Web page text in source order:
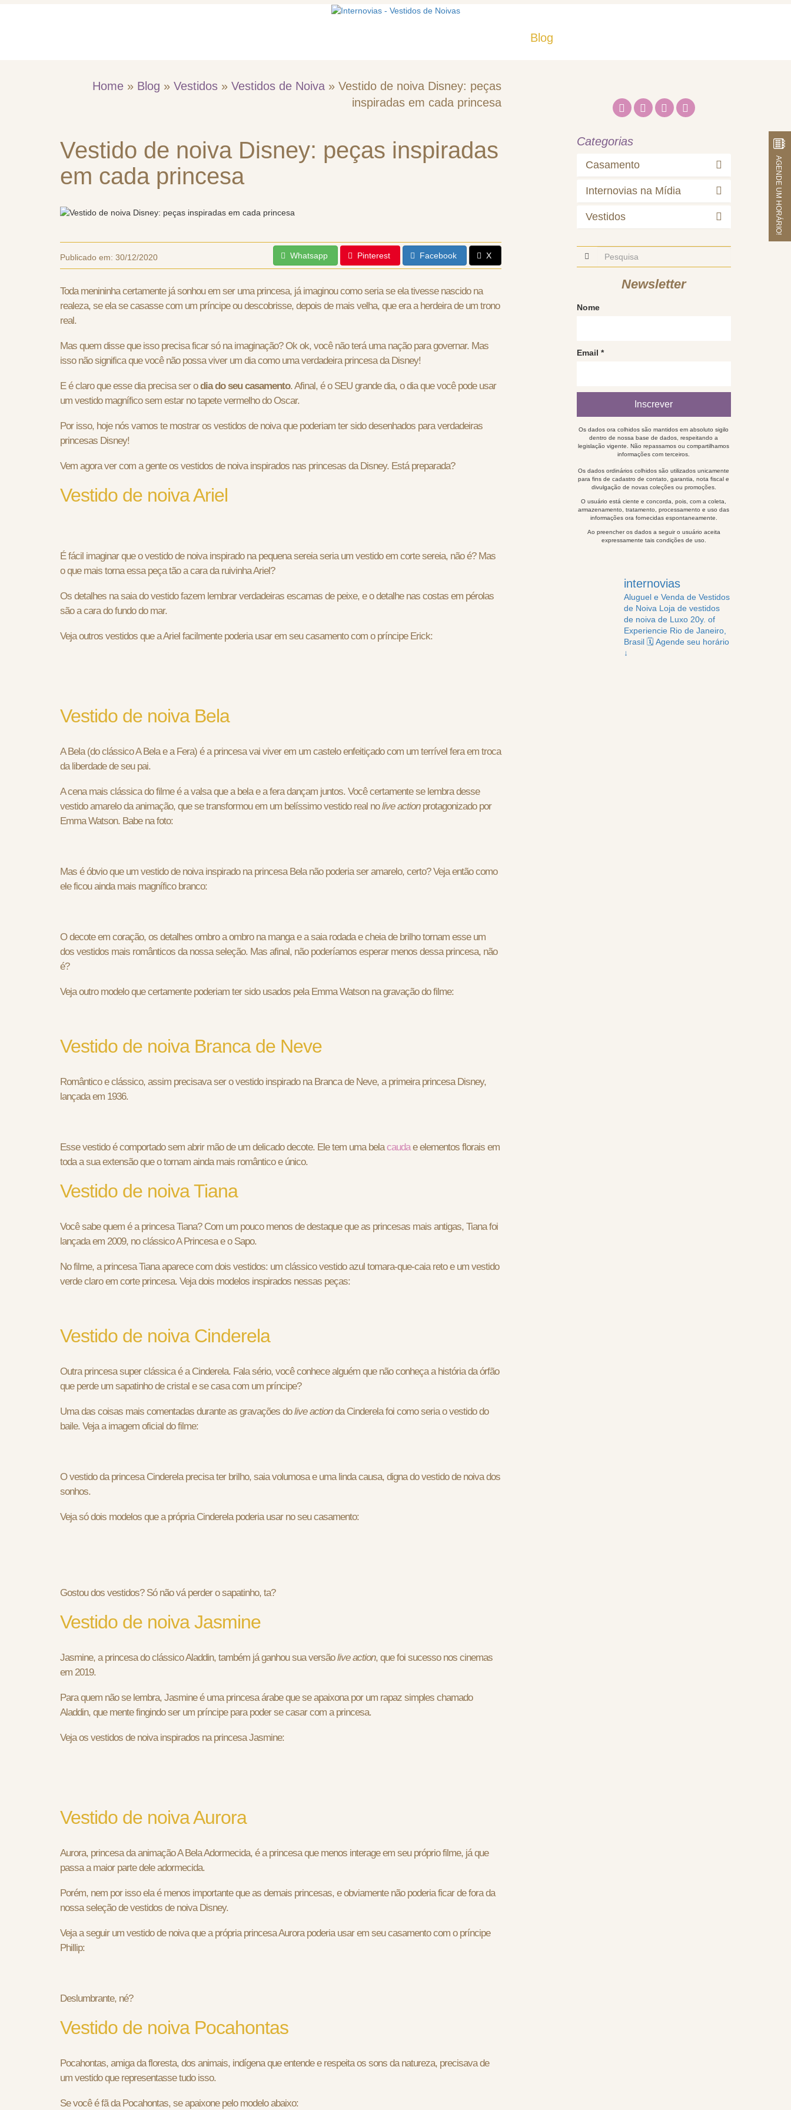
Blog
Home » Blog » Vestidos » Vestidos de Noiva » Vestido de noiva Disney: peças
inspiradas em cada princesa
Vestido de noiva Disney: peças inspiradas
em cada princesa
Publicado em: 30/12/2020 Whatsapp Pinterest Facebook X
Toda menininha certamente já sonhou em ser uma princesa, já imaginou como seria se ela tivesse nascido na
realeza, se ela se casasse com um príncipe ou descobrisse, depois de mais velha, que era a herdeira de um trono
real.
Mas quem disse que isso precisa ficar só na imaginação? Ok ok, você não terá uma nação para governar. Mas
isso não significa que você não possa viver um dia como uma verdadeira princesa da Disney!
E é claro que esse dia precisa ser odia do seu casamento. Afinal, é o SEU grande dia, o dia que você pode usar
um vestido magnífico sem estar no tapete vermelho do Oscar.
Por isso, hoje nós vamos te mostrar os vestidos de noiva que poderiam ter sido desenhados para verdadeiras
princesas Disney!
Vem agora ver com a gente os vestidos de noiva inspirados nas princesas da Disney. Está preparada?
Vestido de noiva Ariel
É fácil imaginar que o vestido de noiva inspirado na pequena sereia seria um vestido em corte sereia, não é? Mas
o que mais torna essa peça tão a cara da ruivinha Ariel?
Os detalhes na saia do vestido fazem lembrar verdadeiras escamas de peixe, e o detalhe nas costas em pérolas
são a cara do fundo do mar.
Veja outros vestidos que a Ariel facilmente poderia usar em seu casamento com o príncipe Erick:
Vestido de noiva Bela
A Bela (do clássico A Bela e a Fera) é a princesa vai viver em um castelo enfeitiçado com um terrível fera em troca
da liberdade de seu pai.
A cena mais clássica do filme é a valsa que a bela e a fera dançam juntos. Você certamente se lembra desse
vestido amarelo da animação, que se transformou em um belíssimo vestido real nolive actionprotagonizado por
Emma Watson. Babe na foto:
Mas é óbvio que um vestido de noiva inspirado na princesa Bela não poderia ser amarelo, certo? Veja então como
ele ficou ainda mais magnífico branco:
O decote em coração, os detalhes ombro a ombro na manga e a saia rodada e cheia de brilho tornam esse um
dos vestidos mais românticos da nossa seleção. Mas afinal, não poderíamos esperar menos dessa princesa, não
é?
Veja outro modelo que certamente poderiam ter sido usados pela Emma Watson na gravação do filme:
Vestido de noiva Branca de Neve
Romântico e clássico, assim precisava ser o vestido inspirado na Branca de Neve, a primeira princesa Disney,
lançada em 1936.
Esse vestido é comportado sem abrir mão de um delicado decote. Ele tem uma belacaudae elementos florais em
toda a sua extensão que o tornam ainda mais romântico e único.
Vestido de noiva Tiana
Você sabe quem é a princesa Tiana? Com um pouco menos de destaque que as princesas mais antigas, Tiana foi
lançada em 2009, no clássico A Princesa e o Sapo.
No filme, a princesa Tiana aparece com dois vestidos: um clássico vestido azul tomara-que-caia reto e um vestido
verde claro em corte princesa. Veja dois modelos inspirados nessas peças:
Vestido de noiva Cinderela
Outra princesa super clássica é a Cinderela. Fala sério, você conhece alguém que não conheça a história da órfão
que perde um sapatinho de cristal e se casa com um príncipe?
Uma das coisas mais comentadas durante as gravações dolive actionda Cinderela foi como seria o vestido do
baile. Veja a imagem oficial do filme:
O vestido da princesa Cinderela precisa ter brilho, saia volumosa e uma linda causa, digna do vestido de noiva dos
sonhos.
Veja só dois modelos que a própria Cinderela poderia usar no seu casamento:
Gostou dos vestidos? Só não vá perder o sapatinho, ta?
Vestido de noiva Jasmine
Jasmine, a princesa do clássico Aladdin, também já ganhou sua versãolive action, que foi sucesso nos cinemas
em 2019.
Para quem não se lembra, Jasmine é uma princesa árabe que se apaixona por um rapaz simples chamado
Aladdin, que mente fingindo ser um príncipe para poder se casar com a princesa.
Veja os vestidos de noiva inspirados na princesa Jasmine:
Vestido de noiva Aurora
Aurora, princesa da animação A Bela Adormecida, é a princesa que menos interage em seu próprio filme, já que
passa a maior parte dele adormecida.
Porém, nem por isso ela é menos importante que as demais princesas, e obviamente não poderia ficar de fora da
nossa seleção de vestidos de noiva Disney.
Veja a seguir um vestido de noiva que a própria princesa Aurora poderia usar em seu casamento com o príncipe
Phillip:
Deslumbrante, né?
Vestido de noiva Pocahontas
Pocahontas, amiga da floresta, dos animais, indígena que entende e respeita os sons da natureza, precisava de
um vestido que representasse tudo isso.
Se você é fã da Pocahontas, se apaixone pelo modelo abaixo:
Categorias
Casamento
Internovias na Mídia
Vestidos
Newsletter
Nome
Email *
Os dados ora colhidos são mantidos em absoluto sigilo
dentro de nossa base de dados, respeitando a
legislação vigente. Não repassamos ou compartilhamos
informações com terceiros.
Os dados ordinários colhidos são utilizados unicamente
para fins de cadastro de contato, garantia, nota fiscal e
divulgação de novas coleções ou promoções.
O usuário está ciente e concorda, pois, com a coleta,
armazenamento, tratamento, processamento e uso das
informações ora fornecidas espontaneamente.
Ao preencher os dados a seguir o usuário aceita
expressamente tais condições de uso.
internovias
Aluguel e Venda de Vestidos
de NoivaLoja de vestidos
de noiva de Luxo20y. of
ExperiencieRio de Janeiro,
Brasil 🗓️ Agende seu horário
↓
AGENDE UM HORÁRIO!